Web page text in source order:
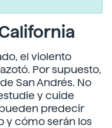
el violento
Por supuesto,
San Andrés. No
y cuide
predecir
y cómo serán los